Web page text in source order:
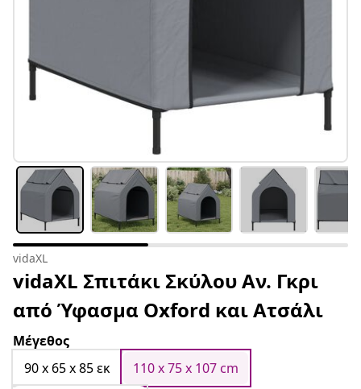
vidaXL
vidaXL Σπιτάκι Σκύλου Αν. Γκρι
από Ύφασμα Oxford και Ατσάλι
Μέγεθος
90 x 65 x 85 εκ
110 x 75 x 107 cm